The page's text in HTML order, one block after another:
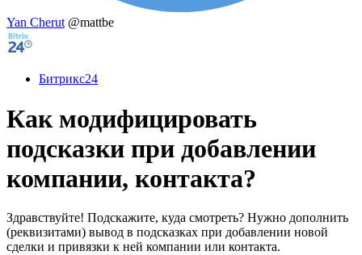
Yan Cherut @mattbe
Битрикс24
Как модифицировать
подсказки при добавлении
компании, контакта?
Здравствуйте! Подскажите, куда смотреть? Нужно дополнить
(реквизитами) вывод в подсказках при добавлении новой
сделки и привязки к ней компании или контакта.